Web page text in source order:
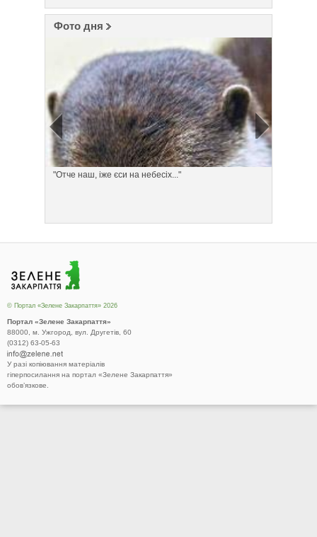
Фото дня
"Отче наш, іже єси на небесіх..."
© Портал «Зелене Закарпаття» 2026
Портал «Зелене Закарпаття»
88000, м. Ужгород, вул. Другетів, 60
(0312) 63-05-63
У разі копіювання матеріалів
гіперпосилання на портал «Зелене Закарпаття»
обов’язкове.